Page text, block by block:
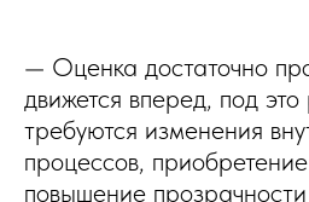
— Оценка достаточно
движется вперед, под это
требуются изменения
процессов,
повышение